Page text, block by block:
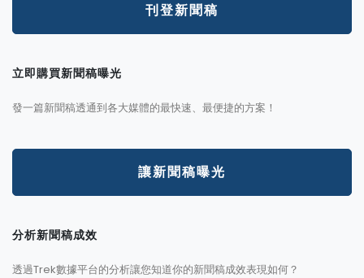
刊登新聞稿
立即購買新聞稿曝光
發一篇新聞稿透通到各大媒體的最快速、最便捷的方案！
讓新聞稿曝光
分析新聞稿成效
透過Trek數據平台的分析讓您知道你的新聞稿成效表現如何？